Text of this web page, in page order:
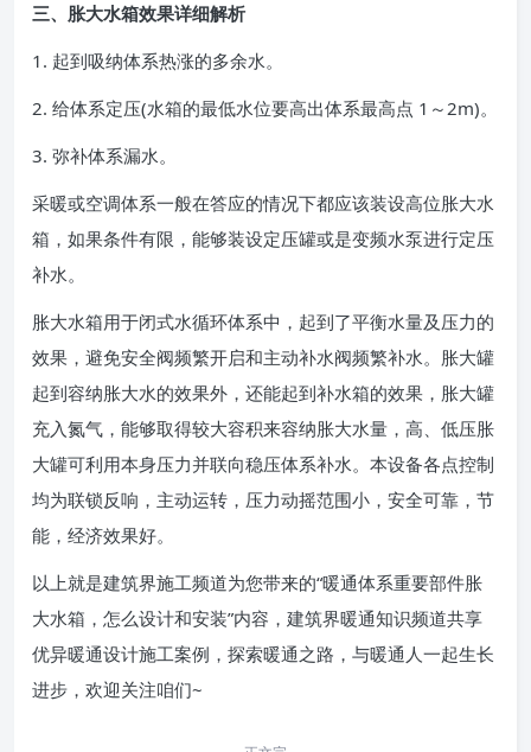
三、胀大水箱效果详细解析
1. 起到吸纳体系热涨的多余水。
2. 给体系定压(水箱的最低水位要高出体系最高点 1～2m)。
3. 弥补体系漏水。
采暖或空调体系一般在答应的情况下都应该装设高位胀大水
箱，如果条件有限，能够装设定压罐或是变频水泵进行定压
补水。
胀大水箱用于闭式水循环体系中，起到了平衡水量及压力的
效果，避免安全阀频繁开启和主动补水阀频繁补水。胀大罐
起到容纳胀大水的效果外，还能起到补水箱的效果，胀大罐
充入氮气，能够取得较大容积来容纳胀大水量，高、低压胀
大罐可利用本身压力并联向稳压体系补水。本设备各点控制
均为联锁反响，主动运转，压力动摇范围小，安全可靠，节
能，经济效果好。
以上就是建筑界施工频道为您带来的“暖通体系重要部件胀
大水箱，怎么设计和安装”内容，建筑界暖通知识频道共享
优异暖通设计施工案例，探索暖通之路，与暖通人一起生长
进步，欢迎关注咱们~